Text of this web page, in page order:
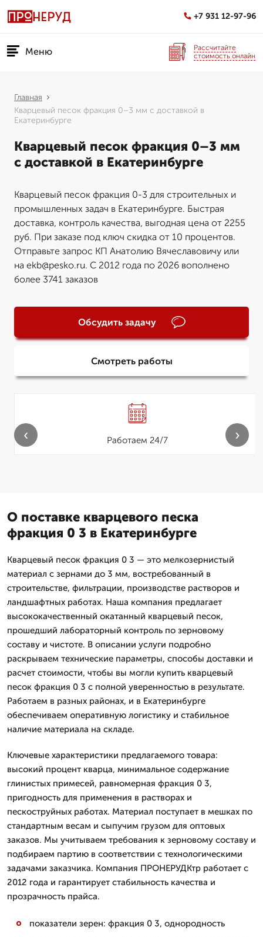
+7 931 12-97-96
Меню
Рассчитайте
стоимость онлайн
Главная
Кварцевый песок фракция 0–3 мм с доставкой в
Екатеринбурге
Кварцевый песок фракция 0–3 мм
с доставкой в Екатеринбурге
Кварцевый песок фракция 0-3 для строительных и
промышленных задач в Екатеринбурге. Быстрая
доставка, контроль качества, выгодная цена от 2255
руб. При заказе под ключ скидка от 10 процентов.
Отправьте запрос КП Анатолию Вячеславовичу или
на ekb@pesko.ru. С 2012 года по 2026 вополнено
более 3741 заказов
Обсудить задачу
Смотреть работы
Работаем 24/7
‹ ›
О поставке кварцевого песка
фракция 0 3 в Екатеринбурге
Кварцевый песок фракция 0 3 — это мелкозернистый
материал с зернами до 3 мм, востребованный в
строительстве, фильтрации, производстве растворов и
ландшафтных работах. Наша компания предлагает
высококачественный окатанный кварцевый песок,
прошедший лабораторный контроль по зерновому
составу и чистоте. В описании услуги подробно
раскрываем технические параметры, способы доставки и
расчет стоимости, чтобы вы могли купить кварцевый
песок фракция 0 3 с полной уверенностью в результате.
Работаем в разных районах, и в Екатеринбурге
обеспечиваем оперативную логистику и стабильное
наличие материала на складе.
Ключевые характеристики предлагаемого товара:
высокий процент кварца, минимальное содержание
глинистых примесей, равномерная фракция 0 3,
пригодность для применения в растворах и
пескоструйных работах. Материал поступает в мешках по
стандартным весам и сыпучим грузом для оптовых
заказов. Мы учитываем требования к зерновому составу и
подбираем партию в соответствии с технологическими
задачами заказчика. Компания ПРОНЕРУДКтр работает с
2012 года и гарантирует стабильность качества и
прозрачность прайса.
показатели зерен: фракция 0 3, однородность